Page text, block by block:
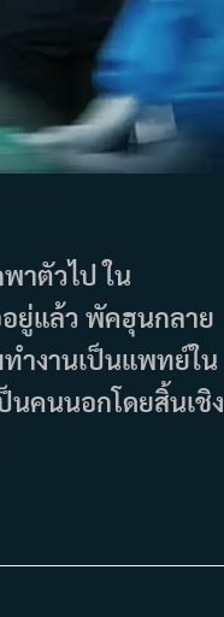
าตัวไป ใน
ยู่แล้ว พัคฮุนกลาย
ำงานเป็นแพทย์ใน
นคนนอกโดยสิ้นเชิง